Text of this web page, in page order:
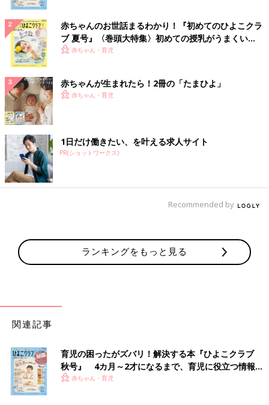
赤ちゃんのお世話まるわかり！『初めてのひよこクラ
ブ 夏号』〈巻頭大特集〉初めての授乳がうまくい
く！ おっぱい・ミルクの基本と夏のトラブル 解決テ
赤ちゃん・育児
赤ちゃんが生まれたら！2冊の「たまひよ」
赤ちゃん・育児
1日だけ働きたい、を叶える求人サイト
PR(ショットワークス)
Recommended by
ランキングをもっと見る
関連記事
育児の困ったがズバリ！解決する本『ひよこクラブ
秋号』 4カ月～2才になるまで、育児に役立つ情報が
いっぱい！
赤ちゃん・育児